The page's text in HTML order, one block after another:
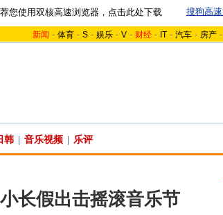
您使用双核高速浏览器，点击此处下载 搜狗高
新闻 - 体育 - S - 娱乐 - V - 财经 - IT - 汽车 - 房产 -
韩 音乐视频 乐评
长假出击摇滚音乐节